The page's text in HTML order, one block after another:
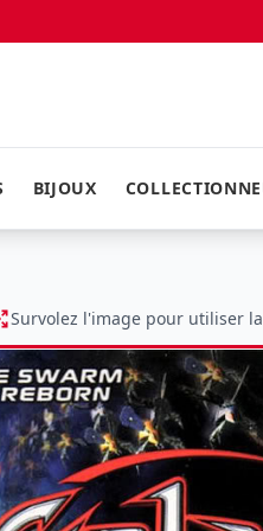
BIJOUX
Survolez l'image pour utiliser